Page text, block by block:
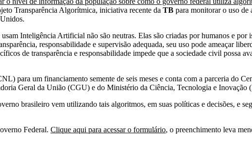
Transparência Algorítmica, iniciativa recente da TB para monitorar o uso de
Inteligência Artificial não são neutras. Elas são criadas por humanos e por
responsabilidade e supervisão adequada, seu uso pode ameaçar
de transparência e responsabilidade impede que a sociedade civil possa
para um financiamento semente de seis meses e conta com a parceria do
Geral da União (CGU) e do Ministério da Ciência, Tecnologia e Inovação
brasileiro vem utilizando tais algoritmos, em suas políticas e decisões, e
Federal. Clique aqui para acessar o formulário, o preenchimento leva